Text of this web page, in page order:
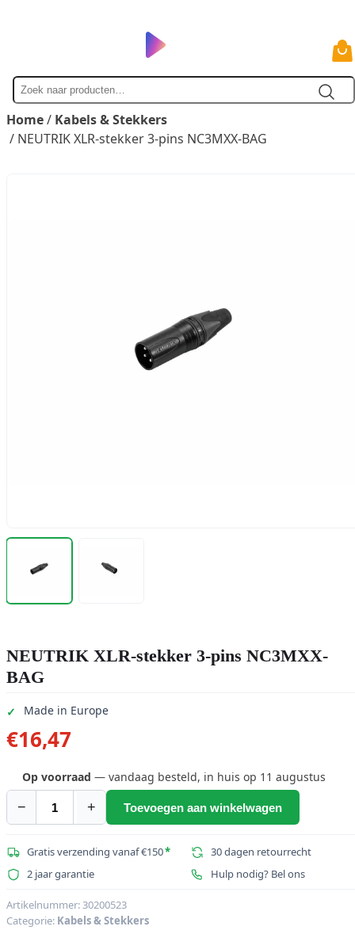
Zoek
naar
Home/ Kabels & Stekkers
/ NEUTRIK XLR-stekker 3-pins NC3MXX-BAG
NEUTRIK XLR-stekker 3-pins NC3MXX-
BAG
Made in Europe
€16,47
Op voorraad — vandaag besteld, in huis op 11 augustus
−
NEUTRIK
stekker
3-
NC3MXX-
BAG
+ Toevoegen aan winkelwagen
Gratis verzending vanaf €150*
30 dagen retourrecht
2 jaar garantie
Hulp nodig? Bel ons
Artikelnummer:30200523
Categorie: Kabels & Stekkers